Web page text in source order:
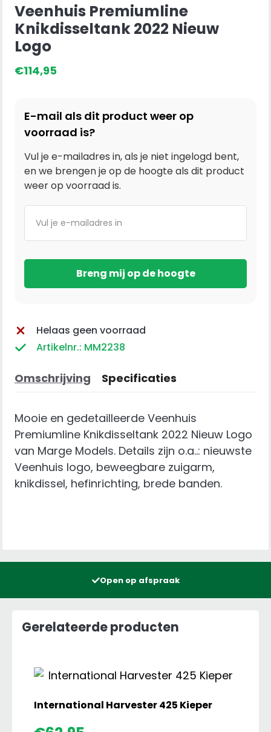
Veenhuis Premiumline
Knikdisseltank 2022 Nieuw
Logo
€114,95
E-mail als dit product weer op
voorraad is?
Vul je e-mailadres in, als je niet ingelogd bent,
en we brengen je op de hoogte als dit product
weer op voorraad is.
Helaas geen voorraad
Artikelnr.: MM2238
Omschrijving Specificaties
Mooie en gedetailleerde Veenhuis
Premiumline Knikdisseltank 2022 Nieuw Logo
van Marge Models. Details zijn o.a..: nieuwste
Veenhuis logo, beweegbare zuigarm,
knikdissel, hefinrichting, brede banden.
Open op afspraak
Gerelateerde producten
International Harvester 425 Kieper